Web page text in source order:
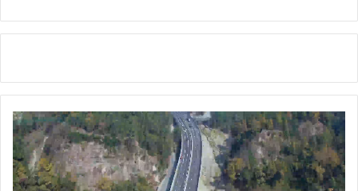
)
कु
मा
ऊँ
की
न
र्स
री
र
हो
रे
नी
:
मु
ख्य
स